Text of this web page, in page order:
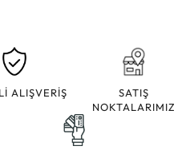
ALIŞVERİŞ
SATIŞ
NOKTALARIMIZ